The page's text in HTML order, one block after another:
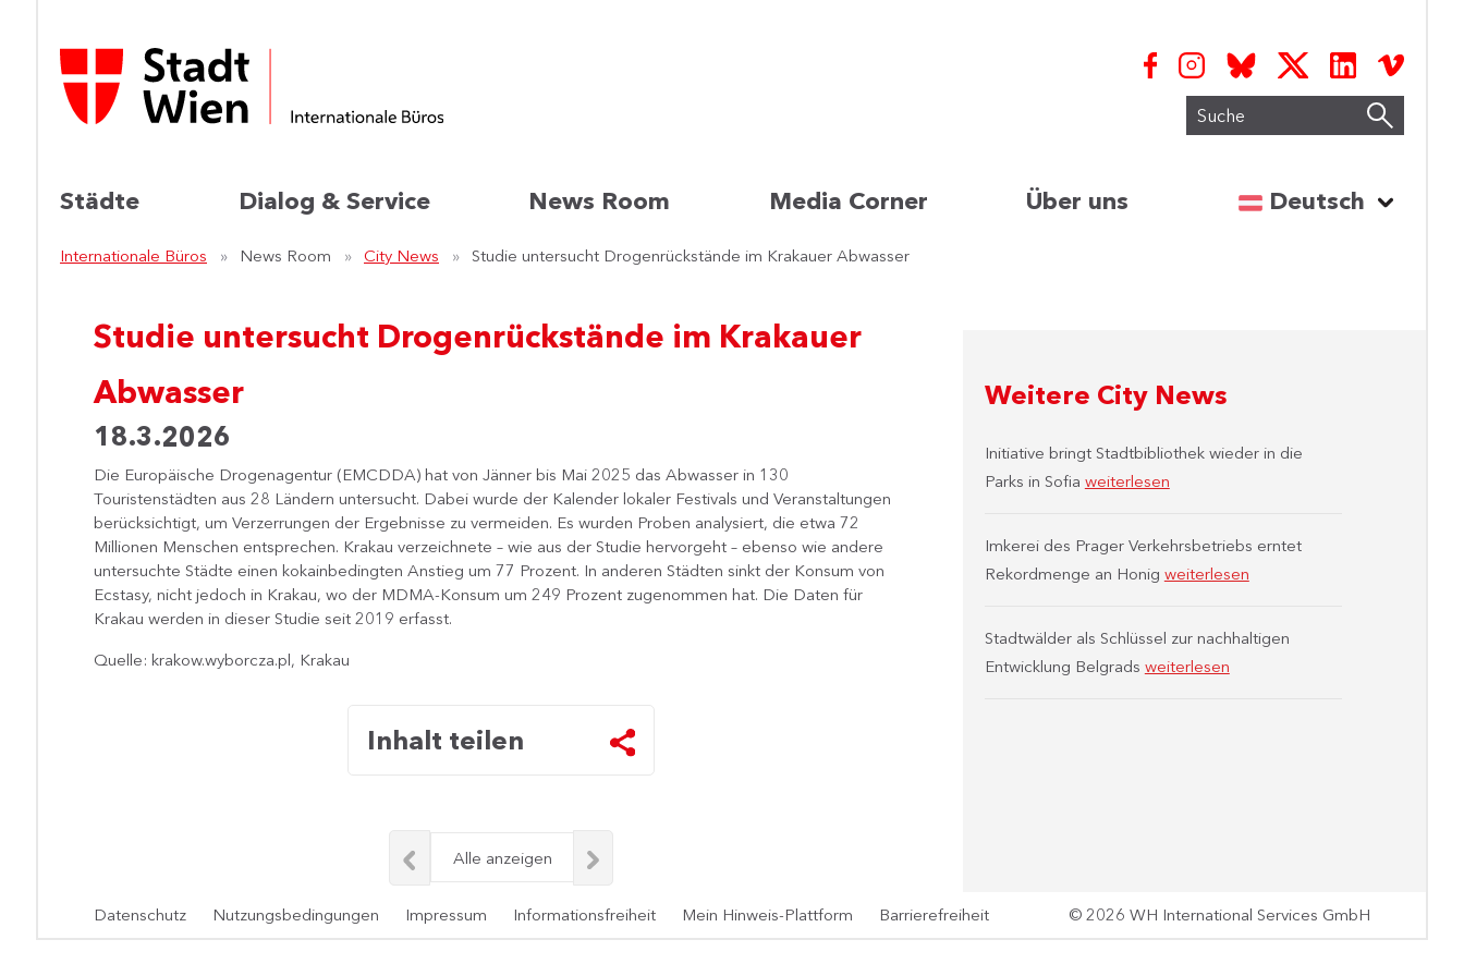
Suche
Städte Dialog & Service News Room Media Corner Über uns Sprache
Deutsch
Internationale Büros News Room City News Studie untersucht Drogenrückstände im Krakauer Abwasser
Studie untersucht Drogenrückstände im Krakauer
Abwasser
18.3.2026
Die Europäische Drogenagentur (EMCDDA) hat von Jänner bis Mai 2025 das Abwasser in 130
Touristenstädten aus 28 Ländern untersucht. Dabei wurde der Kalender lokaler Festivals und Veranstaltungen
berücksichtigt, um Verzerrungen der Ergebnisse zu vermeiden. Es wurden Proben analysiert, die etwa 72
Millionen Menschen entsprechen. Krakau verzeichnete – wie aus der Studie hervorgeht – ebenso wie andere
untersuchte Städte einen kokainbedingten Anstieg um 77 Prozent. In anderen Städten sinkt der Konsum von
Ecstasy, nicht jedoch in Krakau, wo der MDMA-Konsum um 249 Prozent zugenommen hat. Die Daten für
Krakau werden in dieser Studie seit 2019 erfasst.​
Quelle: krakow.wyborcza.pl, Krakau
Inhalt teilen
Alle anzeigen
Weitere City News
Initiative bringt Stadtbibliothek wieder in die
Parks in Sofia weiterlesen
Imkerei des Prager Verkehrsbetriebs erntet
Rekordmenge an Honig weiterlesen
Stadtwälder als Schlüssel zur nachhaltigen
Entwicklung Belgrads weiterlesen
Datenschutz Nutzungsbedingungen Impressum Informationsfreiheit Mein Hinweis-Plattform Barrierefreiheit © 2026 WH International Services GmbH